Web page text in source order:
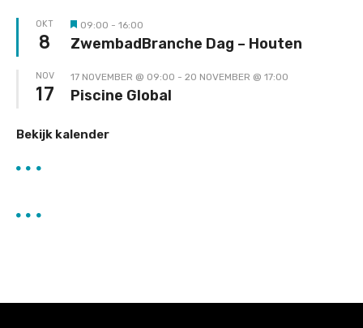
OKT
8 Uitgelicht
09:00 - 16:00
ZwembadBranche Dag – Houten
NOV
17
17 NOVEMBER @ 09:00 - 20 NOVEMBER @ 17:00
Piscine Global
Bekijk kalender